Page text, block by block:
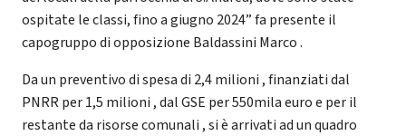
ospitate le classi, fino a giugno 2024” fa presente il
capogruppo di opposizione Baldassini Marco .
Da un preventivo di spesa di 2,4 milioni , finanziati dal
PNRR per 1,5 milioni , dal GSE per 550mila euro e per il
restante da risorse comunali , si è arrivati ad un quadro